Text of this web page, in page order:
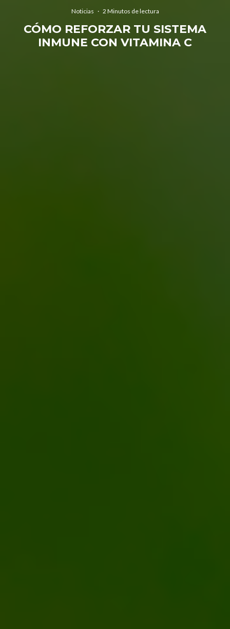
Noticias · 2 Minutos de lectura
CÓMO REFORZAR TU SISTEMA
INMUNE CON VITAMINA C